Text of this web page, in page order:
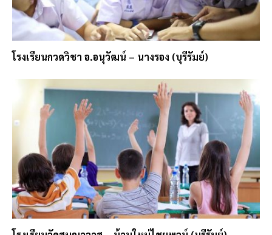
โรงเรียนกวดวิชา อ.อนุวัฒน์ – นางรอง (บุรีรัมย์)